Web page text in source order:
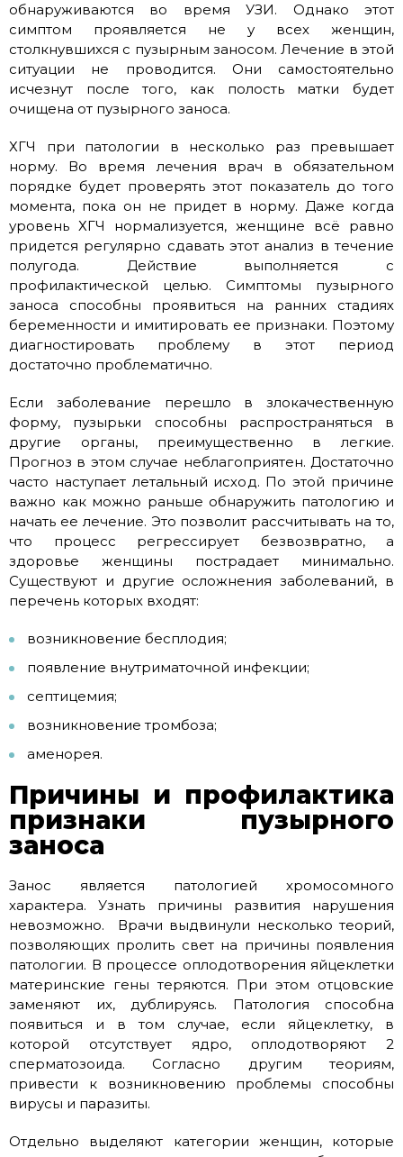
обнаруживаются во время УЗИ. Однако этот
симптом проявляется не у всех женщин,
столкнувшихся с пузырным заносом. Лечение в этой
ситуации не проводится. Они самостоятельно
исчезнут после того, как полость матки будет
очищена от пузырного заноса.
ХГЧ при патологии в несколько раз превышает
норму. Во время лечения врач в обязательном
порядке будет проверять этот показатель до того
момента, пока он не придет в норму. Даже когда
уровень ХГЧ нормализуется, женщине всё равно
придется регулярно сдавать этот анализ в течение
полугода. Действие выполняется с
профилактической целью. Симптомы пузырного
заноса способны проявиться на ранних стадиях
беременности и имитировать ее признаки. Поэтому
диагностировать проблему в этот период
достаточно проблематично.
Если заболевание перешло в злокачественную
форму, пузырьки способны распространяться в
другие органы, преимущественно в легкие.
Прогноз в этом случае неблагоприятен. Достаточно
часто наступает летальный исход. По этой причине
важно как можно раньше обнаружить патологию и
начать ее лечение. Это позволит рассчитывать на то,
что процесс регрессирует безвозвратно, а
здоровье женщины пострадает минимально.
Существуют и другие осложнения заболеваний, в
перечень которых входят:
возникновение бесплодия;
появление внутриматочной инфекции;
септицемия;
возникновение тромбоза;
аменорея.
Причины и профилактика
признаки пузырного
заноса
Занос является патологией хромосомного
характера. Узнать причины развития нарушения
невозможно. Врачи выдвинули несколько теорий,
позволяющих пролить свет на причины появления
патологии. В процессе оплодотворения яйцеклетки
материнские гены теряются. При этом отцовские
заменяют их, дублируясь. Патология способна
появиться и в том случае, если яйцеклетку, в
которой отсутствует ядро, оплодотворяют 2
сперматозоида. Согласно другим теориям,
привести к возникновению проблемы способны
вирусы и паразиты.
Отдельно выделяют категории женщин, которые